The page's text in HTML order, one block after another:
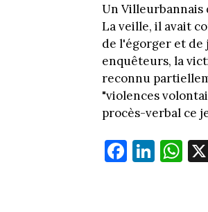
Un Villeurbannais
La veille, il avait
de l'égorger et de
enquêteurs, la
reconnu
"violences
procès-verbal ce
Fa
ce
Li
nk
W
ha